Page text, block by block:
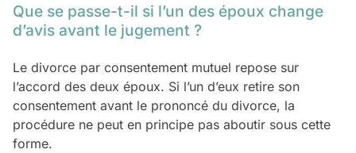
Que se passe-t-il si l’un des époux change
d’avis avant le jugement ?
Le divorce par consentement mutuel repose sur
l’accord des deux époux. Si l’un d’eux retire son
consentement avant le prononcé du divorce, la
procédure ne peut en principe pas aboutir sous cette
forme.